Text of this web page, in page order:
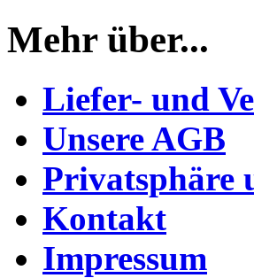
Mehr über...
Liefer- und
Unsere AGB
Privatsphäre
Kontakt
Impressum